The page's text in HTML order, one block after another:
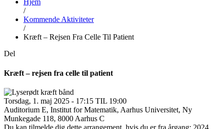
Hjem
/
Kommende Aktiviteter
/
Kræft – Rejsen Fra Celle Til Patient
Del
Kræft – rejsen fra celle til patient
Torsdag, 1. maj 2025 - 17:15 TIL 19:00
Auditorium E, Institut for Matematik, Aarhus Universitet, Ny
Munkegade 118, 8000 Aarhus C
Du kan tilmelde dig dette arrangement, hvis du er fra årgang: 2024,